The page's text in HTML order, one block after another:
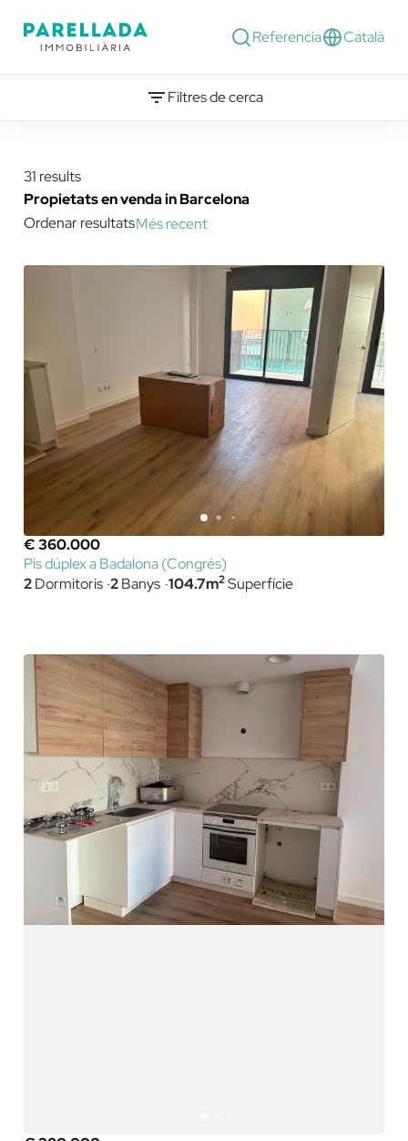
Referencia Català
Filtres de cerca
31 results
Propietats en venda in Barcelona
Ordenar resultatsMés recent
€ 360.000
Pis dúplex a Badalona (Congrés)
2Dormitoris 2Banys 104.7m2Superfície